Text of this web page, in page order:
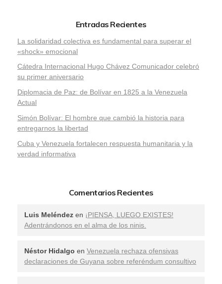
Entradas Recientes
La solidaridad colectiva es fundamental para superar el
«shock» emocional
Cátedra Internacional Hugo Chávez Comunicador celebró
su primer aniversario
Diplomacia de Paz: de Bolívar en 1825 a la Venezuela
Actual
Simón Bolívar: El hombre que cambió la historia para
entregarnos la libertad
​Cuba y Venezuela fortalecen respuesta humanitaria y la
verdad informativa
Comentarios Recientes
Luis Meléndez en ¡PIENSA, LUEGO EXISTES!
Adentrándonos en el alma de los ninis.
Néstor Hidalgo en Venezuela rechaza ofensivas
declaraciones de Guyana sobre referéndum consultivo